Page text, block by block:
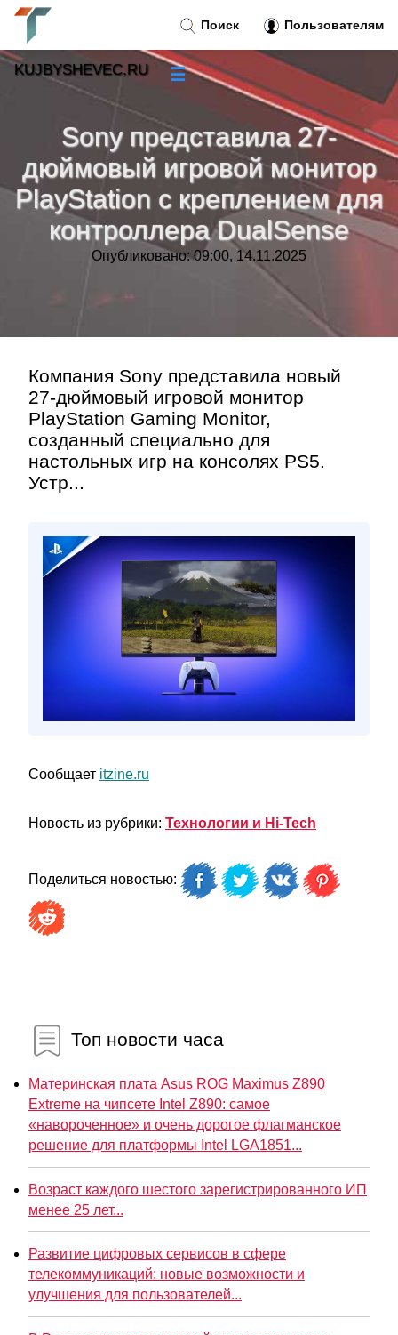
Sony представила 27-
дюймовый игровой монитор
PlayStation с креплением для
контроллера DualSense
Опубликовано: 09:00, 14.11.2025
Компания Sony представила новый
27-дюймовый игровой монитор
PlayStation Gaming Monitor,
созданный специально для
настольных игр на консолях PS5.
Устр...
Сообщает itzine.ru
Новость из рубрики: Технологии и Hi-Tech
Поделиться новостью:
Топ новости часа
Материнская плата Asus ROG Maximus Z890
Extreme на чипсете Intel Z890: самое
«навороченное» и очень дорогое флагманское
решение для платформы Intel LGA1851...
Возраст каждого шестого зарегистрированного ИП
менее 25 лет...
Развитие цифровых сервисов в сфере
телекоммуникаций: новые возможности и
улучшения для пользователей...
Поиск Пользователям
KUJBYSHEVEC.RU ☰
Новости
Тренды новостей »
Рубрики»
»